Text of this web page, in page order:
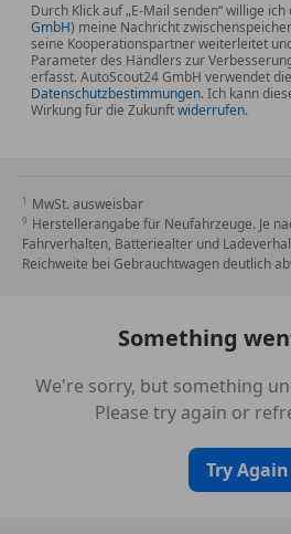
Durch Klick auf „E-Mail senden“ willige ich
GmbH) meine Nachricht
seine Kooperationspartner weiterleitet
Parameter des Händlers zur
erfasst. AutoScout24 GmbH verwendet
Datenschutzbestimmungen. Ich kann
Wirkung für die Zukunftwiderrufen.
MwSt. ausweisbar
Herstellerangabe für Neufahrzeuge. Je
Fahrverhalten, Batteriealter und
Reichweite bei Gebrauchtwagen deutlich
Something
We're sorry, but something
Please try again or
Try Again